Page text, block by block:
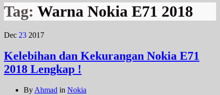
Tag: Warna Nokia E71 2018
Dec 23 2017
Kelebihan dan Kekurangan Nokia E71
2018 Lengkap !
By Ahmad in Nokia